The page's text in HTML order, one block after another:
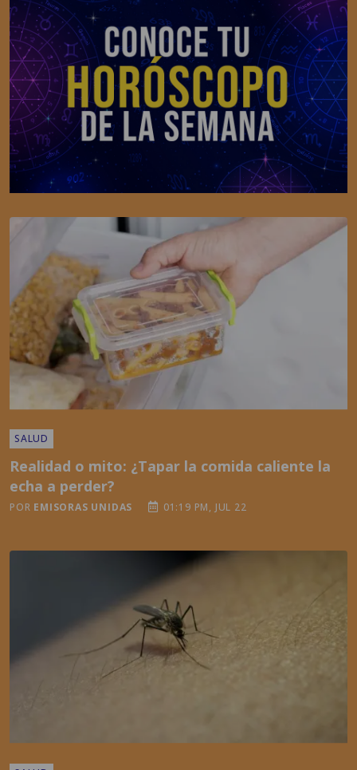
SALUD
Realidad o mito: ¿Tapar la comida caliente la
echa a perder?
POR EMISORAS UNIDAS 01:19 PM, JUL 22